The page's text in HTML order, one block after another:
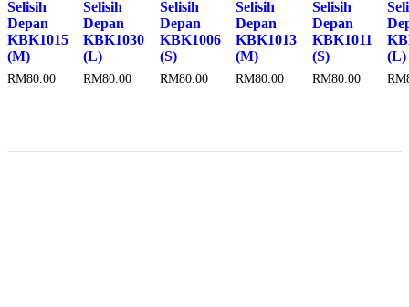
Selisih
Depan
KBK1015
(M)
RM80.00
Selisih
Depan
KBK1030
(L)
RM80.00
Selisih
Depan
KBK1006
(S)
RM80.00
Selisih
Depan
KBK1013
(M)
RM80.00
Selisih
Depan
KBK1011
(S)
RM80.00
(L)
RM